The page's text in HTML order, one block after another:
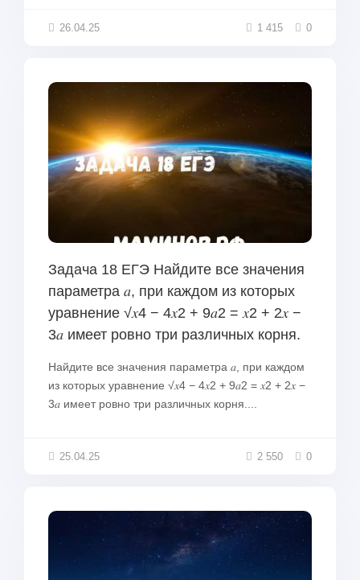
26.04.25 1 415 0
Задача 18 ЕГЭ Найдите все значения
параметра 𝑎, при каждом из которых
уравнение √𝑥4 − 4𝑥2 + 9𝑎2 = 𝑥2 + 2𝑥 −
3𝑎 имеет ровно три различных корня.
Найдите все значения параметра 𝑎, при каждом
из которых уравнение √𝑥4 − 4𝑥2 + 9𝑎2 = 𝑥2 + 2𝑥 −
3𝑎 имеет ровно три различных корня....
25.04.25 2 550 0